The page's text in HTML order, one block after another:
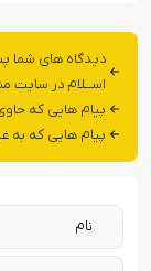
دیدگاه های شما
اســلام در سایت
پیام هایی که
پیام هایی که به